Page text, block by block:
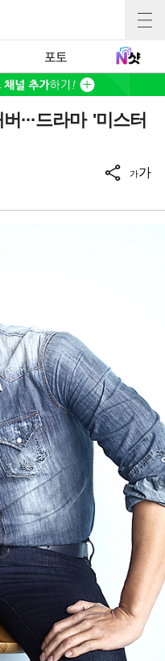
포토
···드라마 '미스터
가가